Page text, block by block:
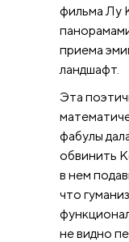
фильма Лу
приема
ландшафт.
Эта
фабулы
обвинить
в нем
что
не видно